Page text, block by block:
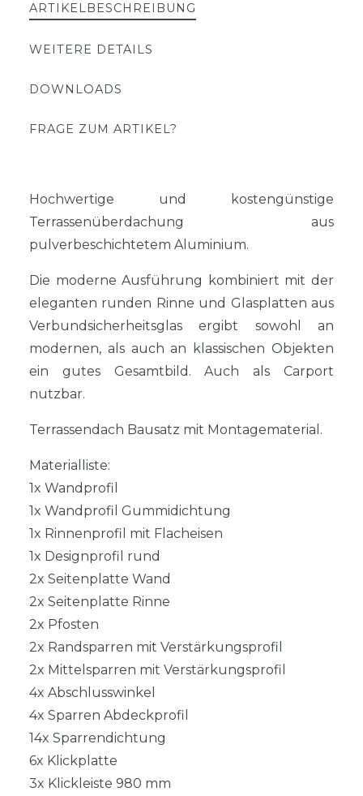
ARTIKELBESCHREIBUNG
WEITERE DETAILS
DOWNLOADS
FRAGE ZUM ARTIKEL?
Hochwertige und kostengünstige
Terrassenüberdachung aus
pulverbeschichtetem Aluminium.
Die moderne Ausführung kombiniert mit der
eleganten runden Rinne und Glasplatten aus
Verbundsicherheitsglas ergibt sowohl an
modernen, als auch an klassischen Objekten
ein gutes Gesamtbild. Auch als Carport
nutzbar.
Terrassendach Bausatz mit Montagematerial.
Materialliste:
1x Wandprofil
1x Wandprofil Gummidichtung
1x Rinnenprofil mit Flacheisen
1x Designprofil rund
2x Seitenplatte Wand
2x Seitenplatte Rinne
2x Pfosten
2x Randsparren mit Verstärkungsprofil
2x Mittelsparren mit Verstärkungsprofil
4x Abschlusswinkel
4x Sparren Abdeckprofil
14x Sparrendichtung
6x Klickplatte
3x Klickleiste 980 mm